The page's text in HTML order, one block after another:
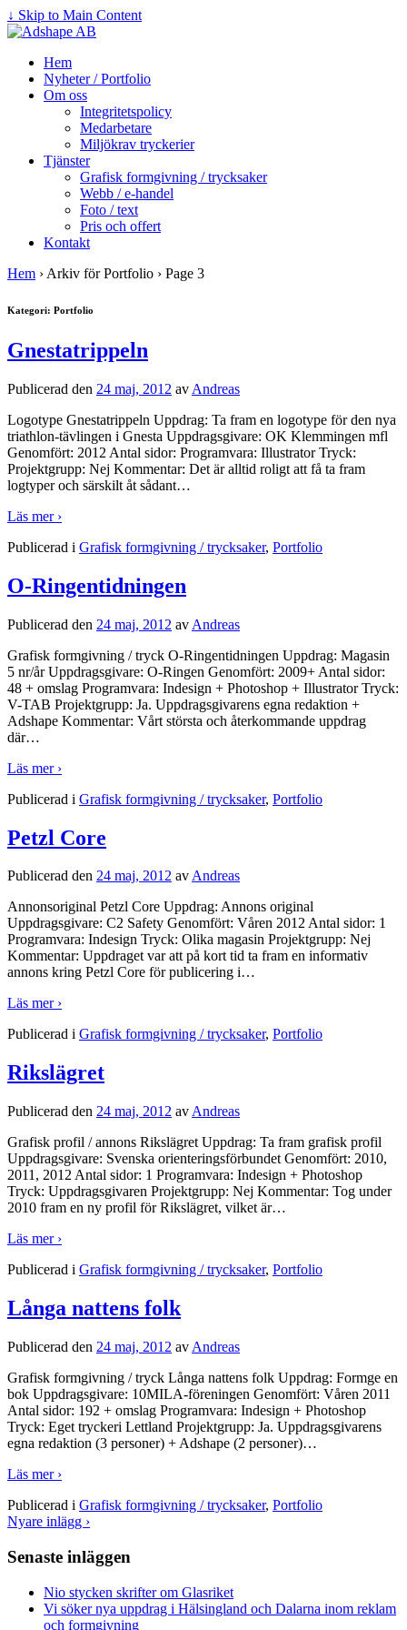
↓ Skip to Main Content
Hem
Nyheter / Portfolio
Om oss
Integritetspolicy
Medarbetare
Miljökrav tryckerier
Tjänster
Grafisk formgivning / trycksaker
Webb / e-handel
Foto / text
Pris och offert
Kontakt
Hem › Arkiv för Portfolio › Page 3
Kategori: Portfolio
Gnestatrippeln
Publicerad den 24 maj, 2012 av Andreas
Logotype Gnestatrippeln Uppdrag: Ta fram en logotype för den nya
triathlon-tävlingen i Gnesta Uppdragsgivare: OK Klemmingen mfl
Genomfört: 2012 Antal sidor: Programvara: Illustrator Tryck:
Projektgrupp: Nej Kommentar: Det är alltid roligt att få ta fram
logtyper och särskilt åt sådant…
Läs mer ›
Publicerad i Grafisk formgivning / trycksaker, Portfolio
O-Ringentidningen
Publicerad den 24 maj, 2012 av Andreas
Grafisk formgivning / tryck O-Ringentidningen Uppdrag: Magasin
5 nr/år Uppdragsgivare: O-Ringen Genomfört: 2009+ Antal sidor:
48 + omslag Programvara: Indesign + Photoshop + Illustrator Tryck:
V-TAB Projektgrupp: Ja. Uppdragsgivarens egna redaktion +
Adshape Kommentar: Vårt största och återkommande uppdrag
där…
Läs mer ›
Publicerad i Grafisk formgivning / trycksaker, Portfolio
Petzl Core
Publicerad den 24 maj, 2012 avAndreas
Annonsoriginal Petzl Core Uppdrag: Annons original
Uppdragsgivare: C2 Safety Genomfört: Våren 2012 Antal sidor: 1
Programvara: Indesign Tryck: Olika magasin Projektgrupp: Nej
Kommentar: Uppdraget var att på kort tid ta fram en informativ
annons kring Petzl Core för publicering i…
Läs mer ›
Publicerad i Grafisk formgivning / trycksaker, Portfolio
Rikslägret
Publicerad den 24 maj, 2012 av Andreas
Grafisk profil / annons Rikslägret Uppdrag: Ta fram grafisk profil
Uppdragsgivare: Svenska orienteringsförbundet Genomfört: 2010,
2011, 2012 Antal sidor: 1 Programvara: Indesign + Photoshop
Tryck: Uppdragsgivaren Projektgrupp: Nej Kommentar: Tog under
2010 fram en ny profil för Rikslägret, vilket är…
Läs mer ›
Publicerad i Grafisk formgivning / trycksaker, Portfolio
Långa nattens folk
Publicerad den 24 maj, 2012 av Andreas
Grafisk formgivning / tryck Långa nattens folk Uppdrag: Formge en
bok Uppdragsgivare: 10MILA-föreningen Genomfört: Våren 2011
Antal sidor: 192 + omslag Programvara: Indesign + Photoshop
Tryck: Eget tryckeri Lettland Projektgrupp: Ja. Uppdragsgivarens
egna redaktion (3 personer) + Adshape (2 personer)…
Läs mer ›
Publicerad i Grafisk formgivning / trycksaker, Portfolio
Nyare inlägg ›
Senaste inläggen
Nio stycken skrifter om Glasriket
Vi söker nya uppdrag i Hälsingland och Dalarna inom reklam
och formgivning